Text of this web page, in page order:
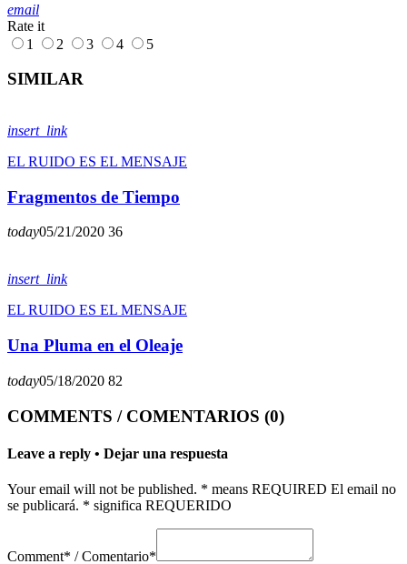
email
Rate it
1
2 3 4 5
SIMILAR
insert_link
EL RUIDO ES EL MENSAJE
Fragmentos de Tiempo
today05/21/2020 36
insert_link
EL RUIDO ES EL MENSAJE
Una Pluma en el Oleaje
today05/18/2020 82
COMMENTS / COMENTARIOS (0)
Leave a reply • Dejar una respuesta
Your email will not be published. * means REQUIRED El email no
se publicará. * significa REQUERIDO
Comment* / Comentario*